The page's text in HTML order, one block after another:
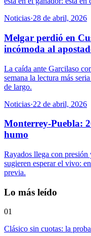
Noticias·28 de abril, 2026
Melgar perdió en
incómoda al
La caída ante Garcilaso
semana la lectura más
de largo.
Noticias·22 de abril, 2026
Monterrey-Puebla:
humo
Rayados llega con
sugieren esperar el vivo:
previa.
Lo más leído
01
Clásico sin cuotas: la